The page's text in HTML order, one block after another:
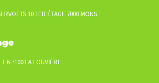
10 1ER ÉTAGE 7000 MONS
6 7100 LA LOUVIÈRE